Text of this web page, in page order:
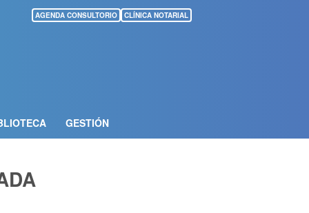
AGENDA CONSULTORIO CLÍNICA NOTARIAL
GESTIÓN